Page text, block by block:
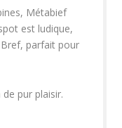
Métabief
est ludique,
parfait pour
pur plaisir.